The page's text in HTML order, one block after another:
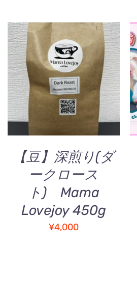
が
あ
り
ま
す。
プ
ョ
ン
商
品
ペ
ー
ジ
か
お買い物カゴに追加
/
QUICK VIEW
【豆】深煎り(ダ
ークロース
ト) Mama
Lovejoy 450g
¥4,000